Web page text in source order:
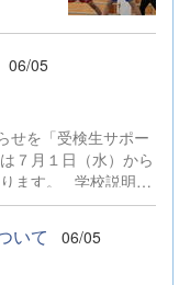
ハイ
めて
のあ
がな
ってい
ンハ
ていた
月の2
期間
えて
1人
06/05
せを「受検生サポー
７月１日（水）から
ます。 学校説明会
いて
06/05